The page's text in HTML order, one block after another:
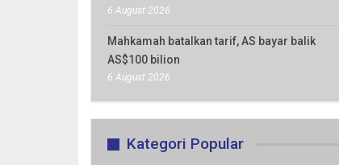
6 August 2026
Mahkamah batalkan tarif, AS bayar balik
AS$100 bilion
6 August 2026
Kategori Popular